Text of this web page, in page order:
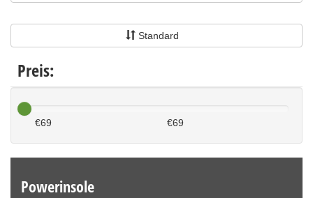
Standard
Preis:
€69 €69
Powerinsole